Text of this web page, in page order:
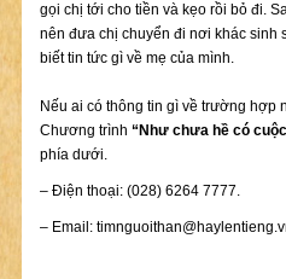
gọi chị tới cho tiền và kẹo rồi bỏ đi.
nên đưa chị chuyển đi nơi khác sinh
biết tin tức gì về mẹ của mình.
Nếu ai có thông tin gì về trường hợp
Chương trình “Như chưa hề có
phía dưới.
– Điện thoại: (028) 6264 7777.
– Email: